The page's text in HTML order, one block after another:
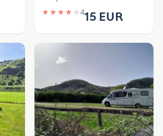
★ ★ ★ ★ ★ 415 EUR